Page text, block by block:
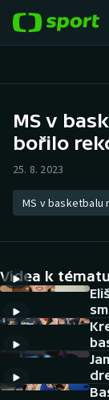
Hokej
Atletika
DALŠÍ SPORTY
Americký
Baseball a
MS v
bořilo
25. 8. 2023
MS v basketbalu
Videa k tématu